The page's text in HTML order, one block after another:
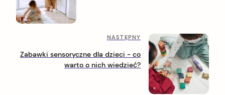
t
a
i
p
N
s
t
NASTĘPNY
Zabawki sensoryczne dla dzieci - co
warto o nich wiedzieć?